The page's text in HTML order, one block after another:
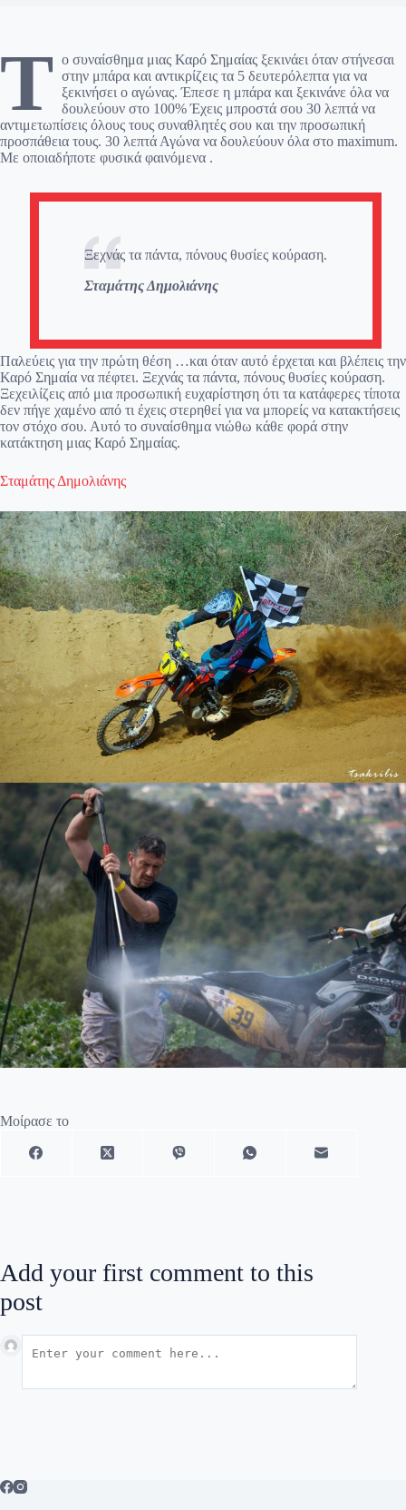
Τ ο συναίσθημα μιας Καρό Σημαίας ξεκινάει όταν στήνεσαι
στην μπάρα και αντικρίζεις τα 5 δευτερόλεπτα για να
ξεκινήσει ο αγώνας. Έπεσε η μπάρα και ξεκινάνε όλα να
δουλεύουν στο 100% Έχεις μπροστά σου 30 λεπτά να
αντιμετωπίσεις όλους τους συναθλητές σου και την προσωπική
προσπάθεια τους. 30 λεπτά Αγώνα να δουλεύουν όλα στο maximum.
Με οποιαδήποτε φυσικά φαινόμενα .
Ξεχνάς τα πάντα, πόνους θυσίες κούραση.
Σταμάτης Δημολιάνης
Παλεύεις για την πρώτη θέση …και όταν αυτό έρχεται και βλέπεις την
Καρό Σημαία να πέφτει. Ξεχνάς τα πάντα, πόνους θυσίες κούραση.
Ξεχειλίζεις από μια προσωπική ευχαρίστηση ότι τα κατάφερες τίποτα
δεν πήγε χαμένο από τι έχεις στερηθεί για να μπορείς να κατακτήσεις
τον στόχο σου. Αυτό το συναίσθημα νιώθω κάθε φορά στην
κατάκτηση μιας Καρό Σημαίας.
Σταμάτης Δημολιάνης
Μοίρασε το
Add your first comment to this
post